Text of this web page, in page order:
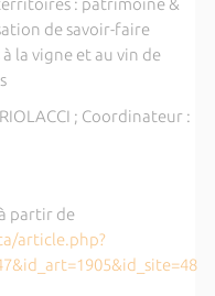
: patrimoine &
de savoir-faire
la vigne et au vin de
; Coordinateur :
partir de
article.php?